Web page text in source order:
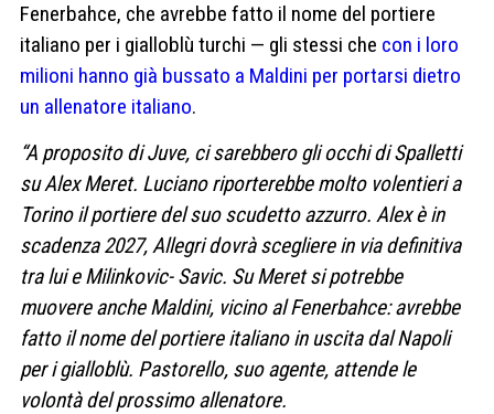
Fenerbahce, che avrebbe fatto il nome del portiere
italiano per i gialloblù turchi — gli stessi che con i loro
milioni hanno già bussato a Maldini per portarsi dietro
un allenatore italiano.
“A propositodi Juve, ci sarebbero gli occhidi Spalletti
su Alex Meret. Lucianoriporterebbe molto volentieria
Torino il portiere del suo scudettoazzurro. Alex è in
scadenza2027, Allegri dovrà scegliere in via definitiva
tra lui e Milinkovic-Savic. Su Meret si potrebbe
muovere anche Maldini, vicinoal Fenerbahce: avrebbe
fatto ilnome del portiere italiano in uscita dal Napoli
per i gialloblù. Pastorello, suo agente, attende le
volontà del prossimo allenatore.